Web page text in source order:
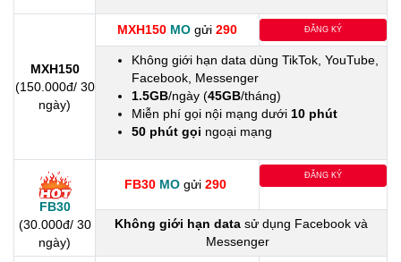
MXH150
(150.000đ/ 30
ngày)
MXH150 MO gửi 290 ĐĂNG KÝ
Không giới hạn data dùng TikTok, YouTube,
Facebook, Messenger
1.5GB/ngày (45GB/tháng)
Miễn phí gọi nội mạng dưới 10 phút
50 phút gọi ngoại mạng
FB30
(30.000đ/ 30
ngày)
FB30 MO gửi 290
ĐĂNG KÝ
Không giới hạn data sử dụng Facebook và
Messenger